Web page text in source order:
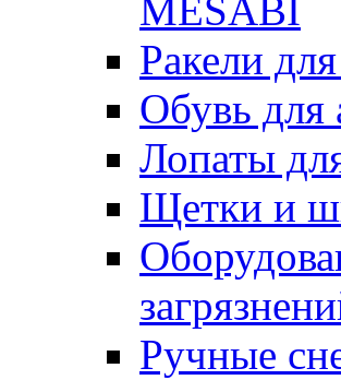
MESABI
Ракели
Обувь для
Лопаты
Щетки и
Ручные